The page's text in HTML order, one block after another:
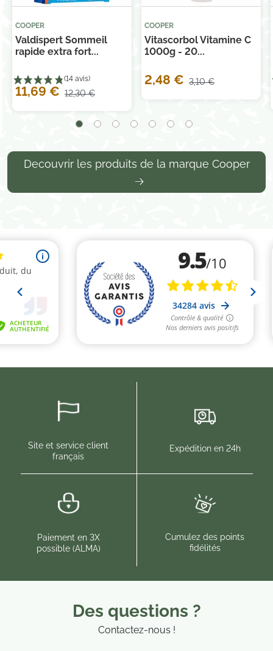
COOPER
Valdispert Sommeil
rapide extra fort...
11,69 € 12,30 €
COOPER
Vitascorbol Vitamine C
1000g - 20...
2,48 € 3,10 €
Decouvrir les produits de la marque Cooper
Site et service client
français
Expédition en 24h
Paiement en 3X
possible (ALMA)
Cumulez des points
fidélités
Des questions ?
Contactez-nous !